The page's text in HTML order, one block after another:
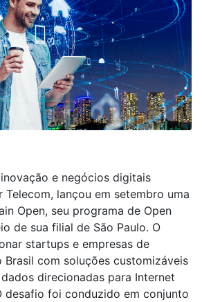
e negócios digitais
lançou em setembro uma
Open, seu programa de Open
de sua filial de São Paulo. O
startups e empresas de
Brasil com soluções customizáveis
direcionadas para Internet
desafio foi conduzido em conjunto